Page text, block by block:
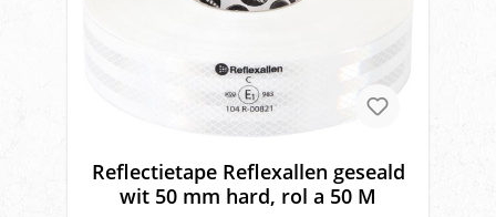
Reflectietape Reflexallen geseald
wit 50 mm hard, rol a 50 M